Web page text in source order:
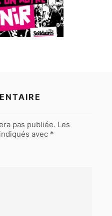
pas publiée. Les
avec *